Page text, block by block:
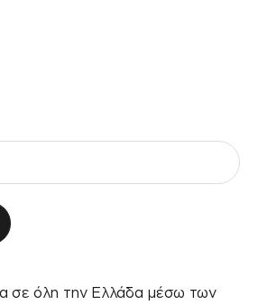
σε όλη την Ελλάδα μέσω των